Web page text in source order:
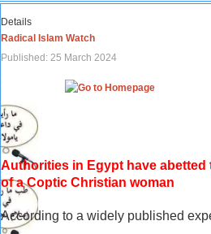
Details
Radical Islam Watch
Published: 25 March 2024
Authorities in Egypt have
of a Coptic Christian woman
According to a widely published